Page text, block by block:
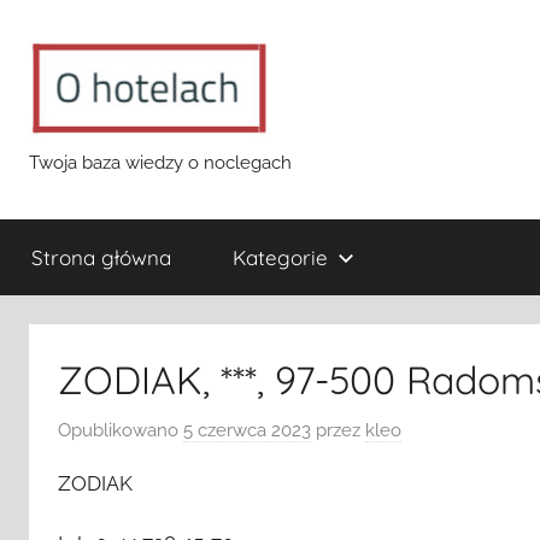
o-
hotelach.pl
Twoja baza wiedzy o noclegach
Strona główna Kategorie
ZODIAK, ***, 97-500
Opublikowano 5 czerwca 2023 przez kleo
ZODIAK